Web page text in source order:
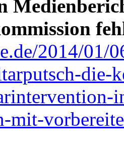
2014/01/
die-
mit-